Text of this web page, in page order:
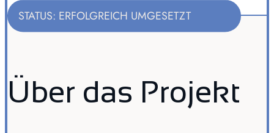
STATUS: ERFOLGREICH UMGESETZT
Über das Projekt